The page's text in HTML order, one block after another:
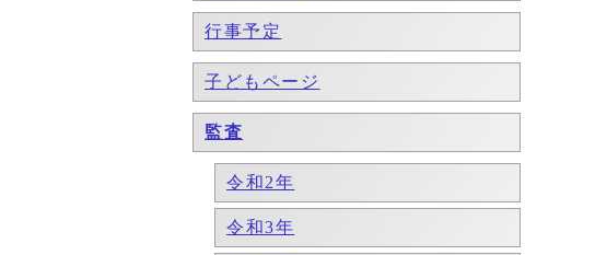
行事予定
子どもページ
監査
令和2年
令和3年